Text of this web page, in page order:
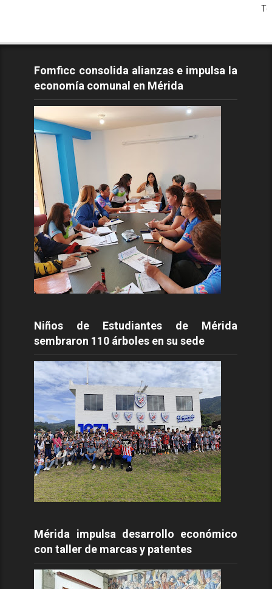
Todos los
Fomficc consolida alianzas e impulsa la
economía comunal en Mérida
Niños de Estudiantes de Mérida
sembraron 110 árboles en su sede
Mérida impulsa desarrollo económico
con taller de marcas y patentes